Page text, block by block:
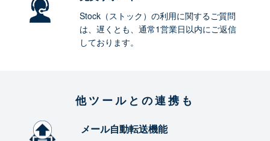
Stock（ストック）の利用に関するご質問
は、遅くとも、通常1営業日以内にご返信
しております。
他ツールとの連携も
メール自動転送機能